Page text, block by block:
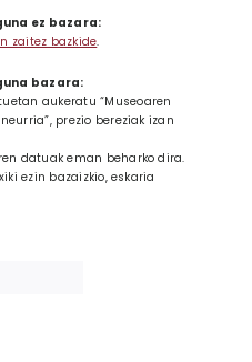
ez bazara:
zaitez bazkide.
bazara:
aukeratu “Museoaren
prezio bereziak izan
datuak eman beharko dira.
ezin bazaizkio, eskaria